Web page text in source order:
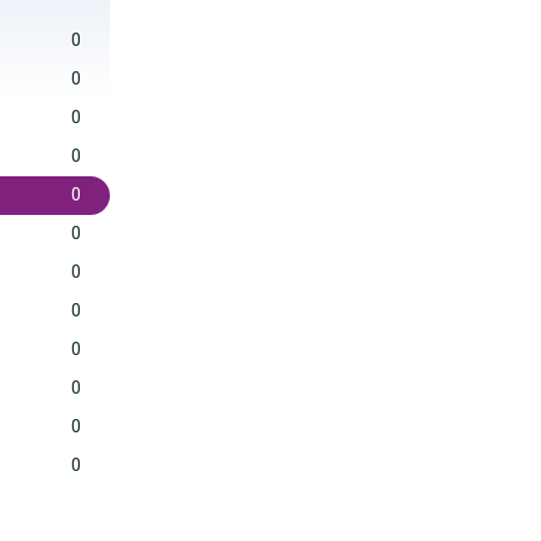
0
0
0
0
0
0
0
0
0
0
0
0